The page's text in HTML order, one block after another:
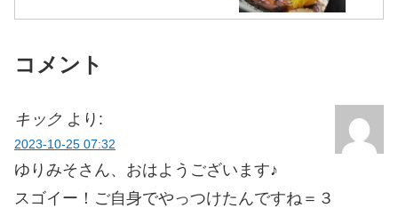
コメント
キック より:
2023-10-25 07:32
ゆりみそさん、おはようございます♪
スゴイー！ご自身でやっつけたんですね＝３